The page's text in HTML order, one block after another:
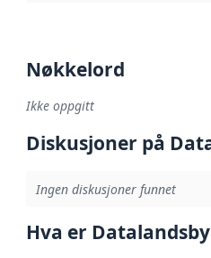
Nøkkelord
Ikke oppgitt
Diskusjoner på
Ingen diskusjoner funnet
Hva er